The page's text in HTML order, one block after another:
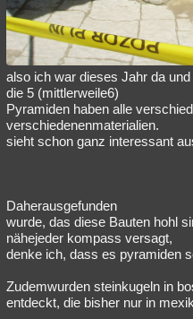
Lesenswert Schlüsselwörter
also ich war dieses Jahr da
die 5 (mittlerweile6)
Pyramiden haben alle
verschiedenenmaterialien.
sieht schon ganz interessant
Daherausgefunden
wurde, das diese Bauten hohl
nähejeder kompass versagt,
denke ich, dass es pyramiden
Zudemwurden steinkugeln in
entdeckt, die bisher nur in